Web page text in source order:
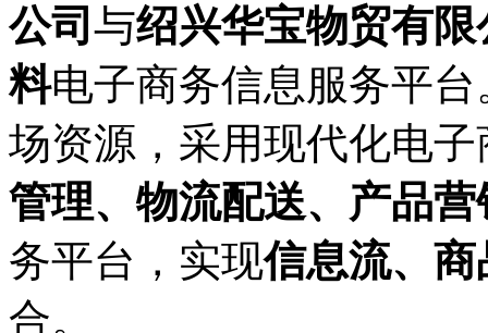
公司 与绍兴华宝物贸有限
料电子商务信息服务平
场资源，采用现代化电
管理、物流配送、产品营
务平台，实现信息流、
合。